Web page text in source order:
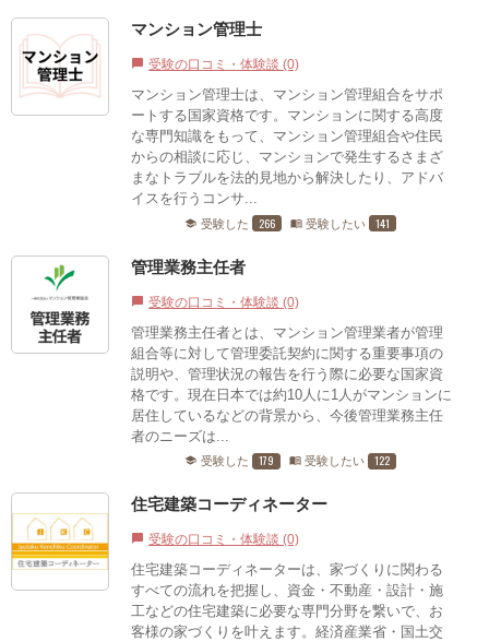
マンション管理士
chat_bubble 受験の口コミ・体験談 (0)
マンション管理士は、マンション管理組合をサポ
ートする国家資格です。マンションに関する高度
な専門知識をもって、マンション管理組合や住民
からの相談に応じ、マンションで発生するさまざ
まなトラブルを法的見地から解決したり、アドバ
イスを行うコンサ...
school 受験した 266 menu_book 受験したい 141
管理業務主任者
chat_bubble 受験の口コミ・体験談 (0)
管理業務主任者とは、マンション管理業者が管理
組合等に対して管理委託契約に関する重要事項の
説明や、管理状況の報告を行う際に必要な国家資
格です。現在日本では約10人に1人がマンションに
居住しているなどの背景から、今後管理業務主任
者のニーズは...
school 受験した 179 menu_book 受験したい 122
住宅建築コーディネーター
chat_bubble 受験の口コミ・体験談 (0)
住宅建築コーディネーターは、家づくりに関わる
すべての流れを把握し、資金・不動産・設計・施
工などの住宅建築に必要な専門分野を繋いで、お
客様の家づくりを叶えます。経済産業省・国土交